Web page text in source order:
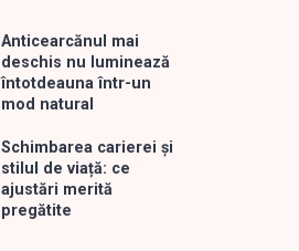
Anticearcănul mai
deschis nu luminează
întotdeauna într-un
mod natural
Schimbarea carierei și
stilul de viață: ce
ajustări merită
pregătite